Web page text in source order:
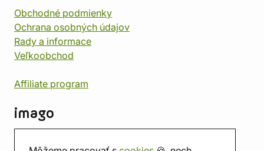
Obchodné podmienky
Ochrana osobných údajov
Rady a informace
Veľkoobchod
Affiliate program
imago